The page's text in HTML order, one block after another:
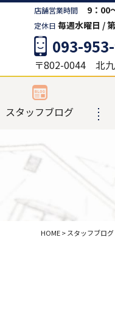
店舗営業時間 9：00
定休日 毎週水曜日 /
093-
〒802-0044 北
スタッフブログ
HOME> スタッフブログ